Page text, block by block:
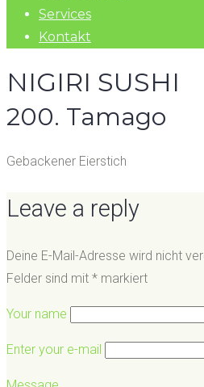
Services
Kontakt
NIGIRI SUSHI
200. Tamago
Gebackener Eierstich
Leave a reply
Deine E-Mail-Adresse wird nicht
Felder sind mit * markiert
Your name
Enter your e-mail